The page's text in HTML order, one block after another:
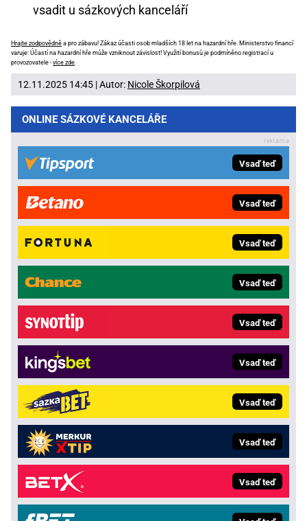
vsadit u sázkových kanceláří
Hrajte zodpovědně a pro zábavu! Zákaz účasti osob mladších 18 let na hazardní hře. Ministerstvo financí
varuje: Účastí na hazardní hře může vzniknout závislost! Využití bonusů je podmíněno registrací u
provozovatele -více zde.
12.11.2025 14:45 | Autor: Nicole Škorpilová
ONLINE SÁZKOVÉ KANCELÁŘE
Vsaď teď
Vsaď teď
Vsaď teď
Vsaď teď
Vsaď teď
Vsaď teď
Vsaď teď
Vsaď teď
Vsaď teď